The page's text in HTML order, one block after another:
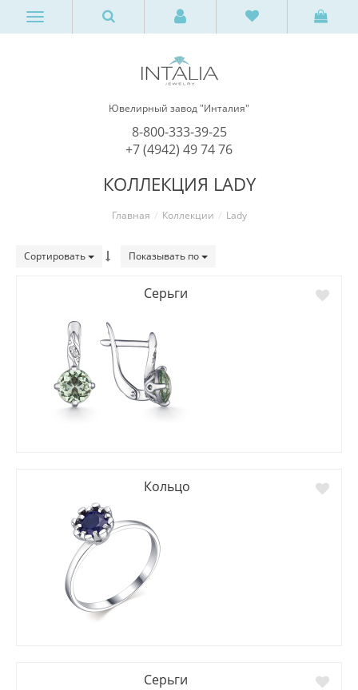
Ювелирный завод "Инталия"
8-800-333-39-25
+7 (4942) 49 74 76
КОЛЛЕКЦИЯ LADY
Главная Коллекции Lady
Сортировать Показывать по
Серьги
Кольцо
Серьги